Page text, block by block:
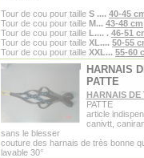
Tour de cou pour taille S .... 40-45
Tour de cou pour taille M... 43-48 cm
Tour de cou pour taille L.... . 46-51
Tour de cou pour taille XL.... 50-55
Tour de cou pour taille XXL... 55-60
HARNAIS
PATTE
HARNAIS
PATTE
article
canivtt,
sans le blesser
couture des harnais de très bonne
lavable 30°